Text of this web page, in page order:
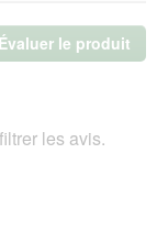
Évaluer le produit
les avis.